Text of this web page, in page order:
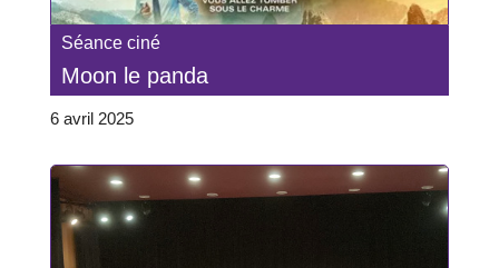
Séance ciné
Moon le panda
6 avril 2025